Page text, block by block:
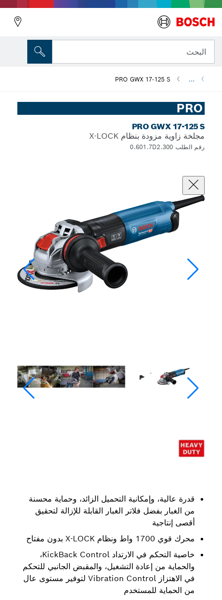
البحث
...
PRO GWX 17-125 S
PRO
PRO GWX 17-125 S
مجلخة زاوية مزودة بنظام X-LOCK
رقم الطلب 0.601.7D2.300
قدرة عالية، وإمكانية التحميل الزائد، وحماية محسنة
من الغبار بفضل فلاتر الغبار القابلة للإزالة لتحقيق
أقصى إنتاجية
محرك قوي 1700 واط ونظام X-LOCK بدون مفتاح
خاصية التحكم في الارتداد KickBack Control،
والحماية من إعادة التشغيل، والمقبض الجانبي للتحكم
في الاهتزاز Vibration Control لتوفير مستوى عال
من الحماية للمستخدم